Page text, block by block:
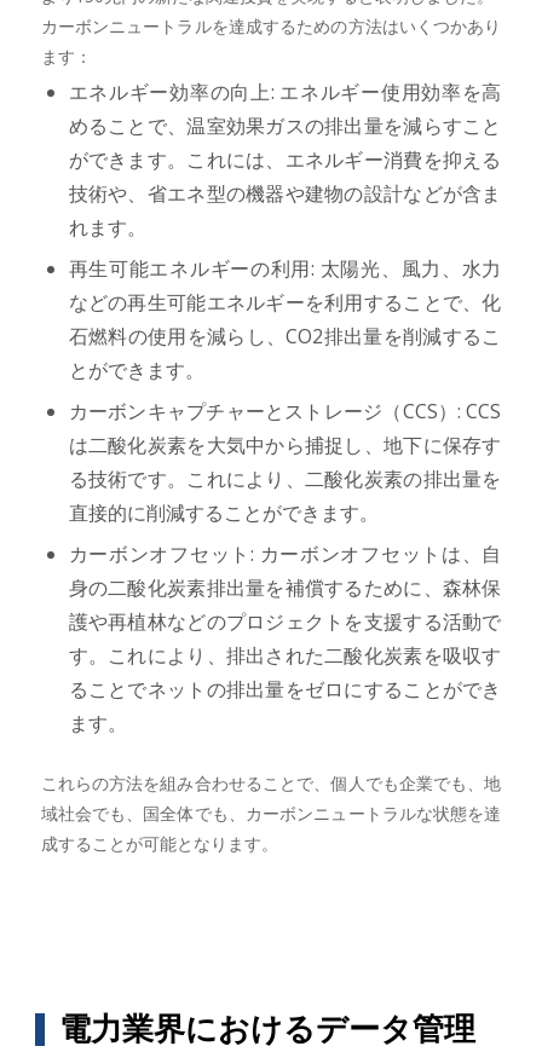
カーボンニュートラルを達成するための方法はいくつかあり
ます：
エネルギー効率の向上: エネルギー使用効率を高
めることで、温室効果ガスの排出量を減らすこと
ができます。これには、エネルギー消費を抑える
技術や、省エネ型の機器や建物の設計などが含ま
れます。
再生可能エネルギーの利用: 太陽光、風力、水力
などの再生可能エネルギーを利用することで、化
石燃料の使用を減らし、CO2排出量を削減するこ
とができます。
カーボンキャプチャーとストレージ（CCS）: CCS
は二酸化炭素を大気中から捕捉し、地下に保存す
る技術です。これにより、二酸化炭素の排出量を
直接的に削減することができます。
カーボンオフセット: カーボンオフセットは、自
身の二酸化炭素排出量を補償するために、森林保
護や再植林などのプロジェクトを支援する活動で
す。これにより、排出された二酸化炭素を吸収す
ることでネットの排出量をゼロにすることができ
ます。
これらの方法を組み合わせることで、個人でも企業でも、地
域社会でも、国全体でも、カーボンニュートラルな状態を達
成することが可能となります。
電力業界におけるデータ管理